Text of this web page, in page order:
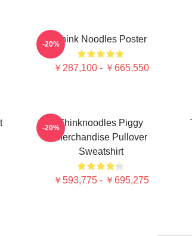
Think Noodles Poster
￥287,100 - ￥665,550
-20%
Thinknoodles Piggy
Merchandise Pullover
Sweatshirt
￥593,775 - ￥695,275
-20%